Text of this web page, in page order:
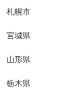
札幌市
宮城県
山形県
栃木県